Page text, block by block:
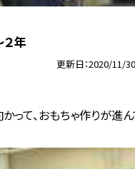
２年
更新日 2020/11/30
って、おもちゃ作りが進